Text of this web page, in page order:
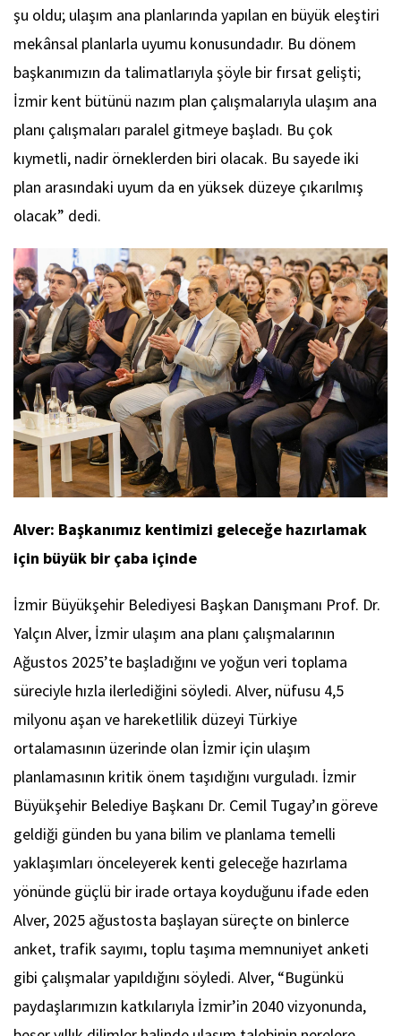
şu oldu; ulaşım ana planlarında yapılan en büyük eleştiri
mekânsal planlarla uyumu konusundadır. Bu dönem
başkanımızın da talimatlarıyla şöyle bir fırsat gelişti;
İzmir kent bütünü nazım plan çalışmalarıyla ulaşım ana
planı çalışmaları paralel gitmeye başladı. Bu çok
kıymetli, nadir örneklerden biri olacak. Bu sayede iki
plan arasındaki uyum da en yüksek düzeye çıkarılmış
olacak” dedi.
Alver: Başkanımız kentimizi geleceğe hazırlamak
için büyük bir çaba içinde
İzmir Büyükşehir Belediyesi Başkan Danışmanı Prof. Dr.
Yalçın Alver, İzmir ulaşım ana planı çalışmalarının
Ağustos 2025’te başladığını ve yoğun veri toplama
süreciyle hızla ilerlediğini söyledi. Alver, nüfusu 4,5
milyonu aşan ve hareketlilik düzeyi Türkiye
ortalamasının üzerinde olan İzmir için ulaşım
planlamasının kritik önem taşıdığını vurguladı. İzmir
Büyükşehir Belediye Başkanı Dr. Cemil Tugay’ın göreve
geldiği günden bu yana bilim ve planlama temelli
yaklaşımları önceleyerek kenti geleceğe hazırlama
yönünde güçlü bir irade ortaya koyduğunu ifade eden
Alver, 2025 ağustosta başlayan süreçte on binlerce
anket, trafik sayımı, toplu taşıma memnuniyet anketi
gibi çalışmalar yapıldığını söyledi. Alver, “Bugünkü
paydaşlarımızın katkılarıyla İzmir’in 2040 vizyonunda,